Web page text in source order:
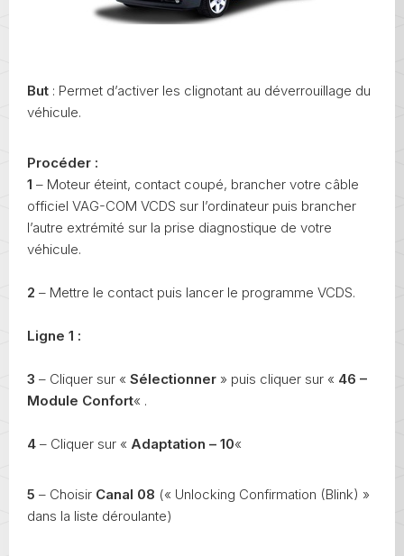
But : Permet d’activer les clignotant au déverrouillage du
véhicule.
Procéder :
1 – Moteur éteint, contact coupé, brancher votre câble
officiel VAG-COM VCDS sur l’ordinateur puis brancher
l’autre extrémité sur la prise diagnostique de votre
véhicule.
2 – Mettre le contact puis lancer le programme VCDS.
Ligne 1 :
3 – Cliquer sur « Sélectionner » puis cliquer sur « 46 –
Module Confort« .
4 – Cliquer sur « Adaptation – 10«
5 – Choisir Canal 08 (« Unlocking Confirmation (Blink) »
dans la liste déroulante)